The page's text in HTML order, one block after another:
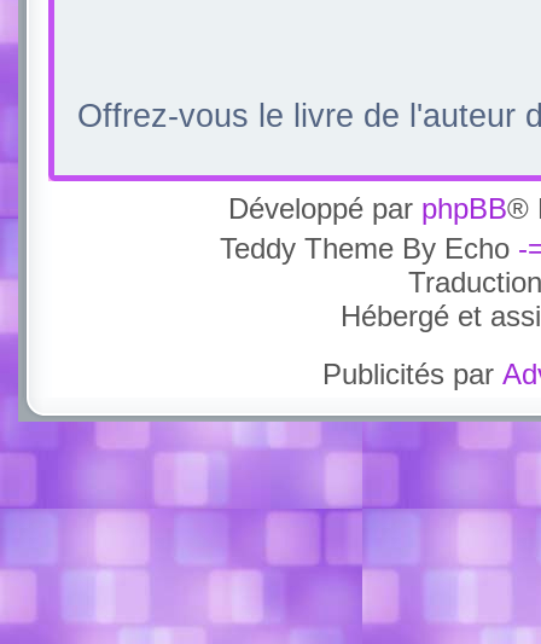
Offrez-vous le livre de l'auteur
Développé par phpBB®
Teddy Theme By Echo -
Hébergé et
Publicités par